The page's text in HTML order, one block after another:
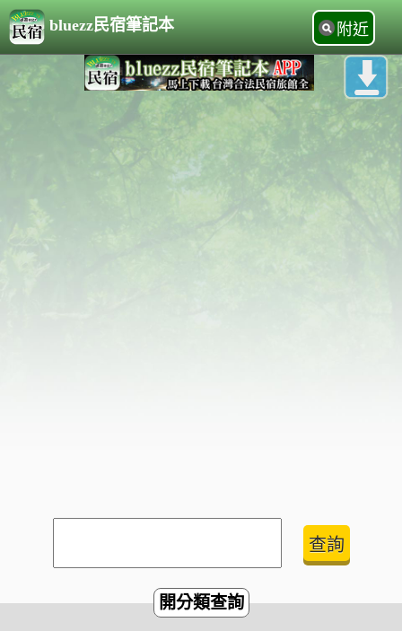
bluezz民宿筆記本 附近
開分類查詢